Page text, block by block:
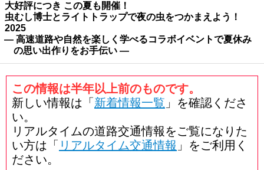
大好評につき この夏も開催！
虫むし博士とライトトラップで夜の虫をつかまえよう！
2025
― 高速道路や自然を楽しく学べるコラボイベントで夏休み
の思い出作りをお手伝い ―
この情報は半年以上前のものです。
新しい情報は「 新着情報一覧 」を確認くださ
い。
リアルタイムの道路交通情報をご覧になりた
い方は「 リアルタイム交通情報 」をご利用く
ださい。